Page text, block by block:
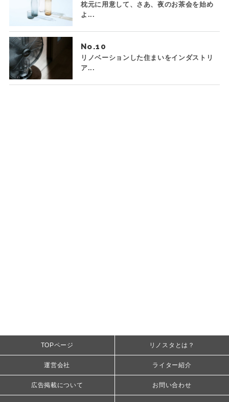
枕元に用意して、さあ、夜のお茶会を始め
よ...
No.
リノベーションした住まいをインダストリ
ア...
TOPページ リノスタとは？
運営会社 ライター紹介
広告掲載について お問い合わせ